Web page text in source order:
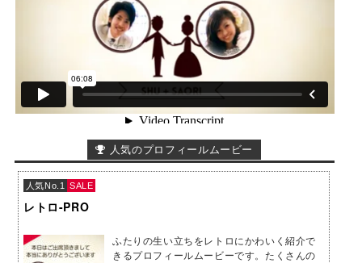
人気のプロフィールムービー
人気No.1 SALE
レトロ-PRO
ふたりの生い立ちをレトロにかわいく紹介で
きるプロフィールムービーです。たくさんの